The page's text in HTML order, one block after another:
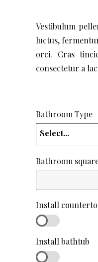
Vestibulum
luctus,
orci. Cras
consectetur a
Bathroom Type
Select...
Bathroom
Install
Install bathtub